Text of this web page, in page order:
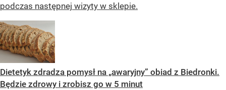
podczas następnej wizyty w sklepie.
Dietetyk zdradza pomysł na „awaryjny” obiad z Biedronki.
Będzie zdrowy i zrobisz go w 5 minut